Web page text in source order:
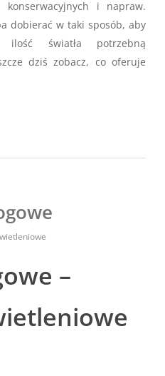
konserwacyjnych i napraw.
dobierać w taki sposób, aby
ilość światła potrzebną
dziś zobacz, co oferuje
–